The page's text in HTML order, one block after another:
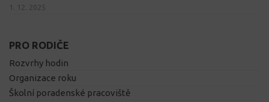
1. 12. 2025
PRO RODIČE
Rozvrhy hodin
Organizace roku
Školní poradenské pracoviště